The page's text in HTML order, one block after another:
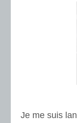
Je me suis